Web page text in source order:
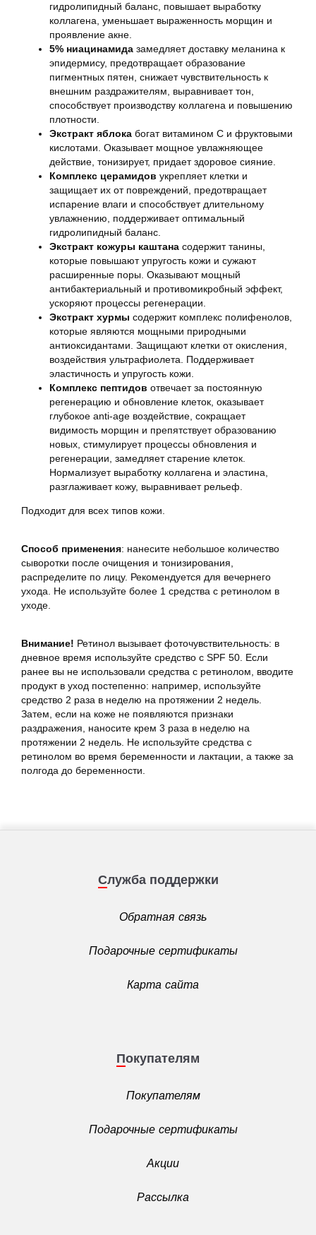
гидролипидный баланс, повышает выработку
коллагена, уменьшает выраженность морщин и
проявление акне.
5% ниацинамида замедляет доставку меланина к
эпидермису, предотвращает образование
пигментных пятен, снижает чувствительность к
внешним раздражителям, выравнивает тон,
способствует производству коллагена и повышению
плотности.
Экстракт яблока богат витамином C и фруктовыми
кислотами. Оказывает мощное увлажняющее
действие, тонизирует, придает здоровое сияние.
Комплекс церамидов укрепляет клетки и
защищает их от повреждений, предотвращает
испарение влаги и способствует длительному
увлажнению, поддерживает оптимальный
гидролипидный баланс.
Экстракт кожуры каштана содержит танины,
которые повышают упругость кожи и сужают
расширенные поры. Оказывают мощный
антибактериальный и противомикробный эффект,
ускоряют процессы регенерации.
Экстракт хурмы содержит комплекс полифенолов,
которые являются мощными природными
антиоксидантами. Защищают клетки от окисления,
воздействия ультрафиолета. Поддерживает
эластичность и упругость кожи.
Комплекс пептидов отвечает за постоянную
регенерацию и обновление клеток, оказывает
глубокое anti-age воздействие, сокращает
видимость морщин и препятствует образованию
новых, стимулирует процессы обновления и
регенерации, замедляет старение клеток.
Нормализует выработку коллагена и эластина,
разглаживает кожу, выравнивает рельеф.
Подходит для всех типов кожи.
Способ применения: нанесите небольшое количество
сыворотки после очищения и тонизирования,
распределите по лицу. Рекомендуется для вечернего
ухода. Не используйте более 1 средства с ретинолом в
уходе.
Внимание! Ретинол вызывает фоточувствительность: в
дневное время используйте средство с SPF 50. Если
ранее вы не использовали средства с ретинолом, вводите
продукт в уход постепенно: например, используйте
средство 2 раза в неделю на протяжении 2 недель.
Затем, если на коже не появляются признаки
раздражения, наносите крем 3 раза в неделю на
протяжении 2 недель. Не используйте средства с
ретинолом во время беременности и лактации, а также за
полгода до беременности.
Служба поддержки
Обратная связь
Подарочные сертификаты
Карта сайта
Покупателям
Покупателям
Подарочные сертификаты
Акции
Рассылка